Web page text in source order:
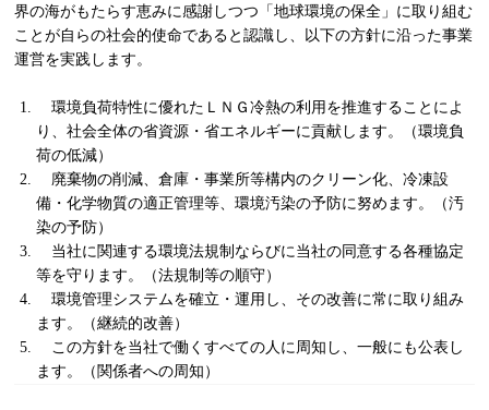
界の海がもたらす恵みに感謝しつつ「地球環境の保全」に取り組む
ことが自らの社会的使命であると認識し、以下の方針に沿った事業
運営を実践します。
環境負荷特性に優れたＬＮＧ冷熱の利用を推進することによ
り、社会全体の省資源・省エネルギーに貢献します。（環境負
荷の低減）
廃棄物の削減、倉庫・事業所等構内のクリーン化、冷凍設
備・化学物質の適正管理等、環境汚染の予防に努めます。（汚
染の予防）
当社に関連する環境法規制ならびに当社の同意する各種協定
等を守ります。（法規制等の順守）
環境管理システムを確立・運用し、その改善に常に取り組み
ます。（継続的改善）
この方針を当社で働くすべての人に周知し、一般にも公表し
ます。（関係者への周知）